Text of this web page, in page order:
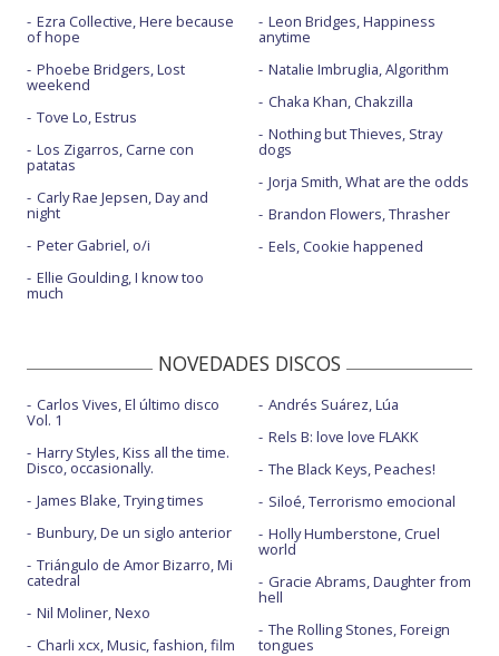
Ezra Collective, Here because
of hope
Phoebe Bridgers, Lost
weekend
Tove Lo, Estrus
Los Zigarros, Carne con
patatas
Carly Rae Jepsen, Day and
night
Peter Gabriel, o/i
Ellie Goulding, I know too
much
Leon Bridges, Happiness
anytime
Natalie Imbruglia, Algorithm
Chaka Khan, Chakzilla
Nothing but Thieves, Stray
dogs
Jorja Smith, What are the odds
Brandon Flowers, Thrasher
Eels, Cookie happened
NOVEDADES DISCOS
Carlos Vives, El último disco
Vol. 1
Harry Styles, Kiss all the time.
Disco, occasionally.
James Blake, Trying times
Bunbury, De un siglo anterior
Triángulo de Amor Bizarro, Mi
catedral
Nil Moliner, Nexo
Charli xcx, Music, fashion, film
Andrés Suárez, Lúa
Rels B: love love FLAKK
The Black Keys, Peaches!
Siloé, Terrorismo emocional
Holly Humberstone, Cruel
world
Gracie Abrams, Daughter from
hell
The Rolling Stones, Foreign
tongues